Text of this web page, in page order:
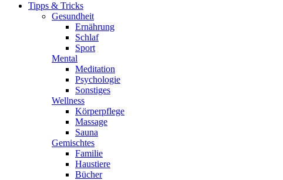
Tipps & Tricks
Gesundheit
Ernährung
Schlaf
Sport
Mental
Meditation
Psychologie
Sonstiges
Wellness
Körperpflege
Massage
Sauna
Gemischtes
Familie
Haustiere
Bücher